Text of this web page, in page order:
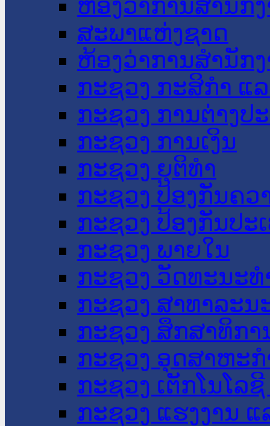
ຫ້ອງວ່າການສໍານັກ
ສະພາແຫ່ງຊາດ
ຫ້ອງວ່າການສຳນັກ
ກະຊວງ ກະສິກຳ ແ
ກະຊວງ ການຕ່າງປ
ກະຊວງ ການເງິນ
ກະຊວງ ຍຸຕິທໍາ
ກະຊວງ ປ້ອງກັນຄວ
ກະຊວງ ປ້ອງກັນປະ
ກະຊວງ ພາຍໃນ
ກະຊວງ ວັດທະນະ
ກະຊວງ ສາທາລະນ
ກະຊວງ ສຶກສາທິກາ
ກະຊວງ ອຸດສາຫະ
ກະຊວງ ເຕັກໂນໂລ
ກະຊວງ ແຮງງານ